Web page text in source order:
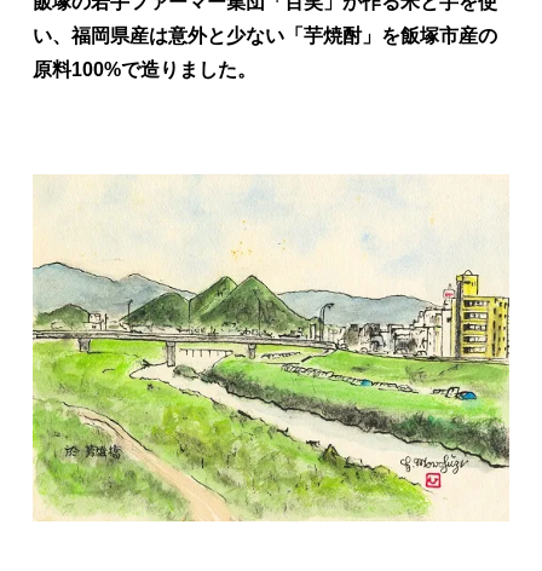
い、福岡県産は意外と少ない「芋焼酎」を飯塚市産の
原料100%で造りました。